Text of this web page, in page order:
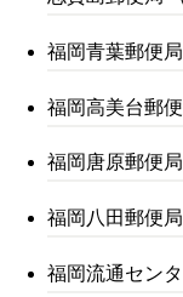
福岡青葉郵便
福岡高美台郵
福岡唐原郵便
福岡八田郵便
福岡流通セン